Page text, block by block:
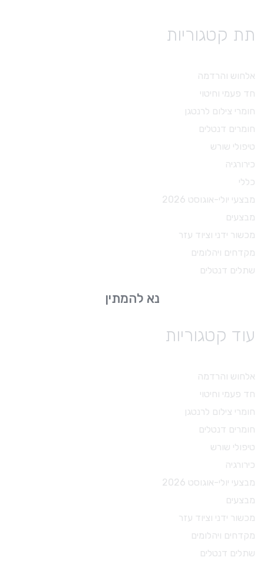
נא להמתין
תת קטגוריות
אלחוש והרדמה
חד פעמי וחיטוי
חומרי צילום לרנטגן
חומרים דנטלים
טיפולי שורש
כירורגיה
כללי
מבצעי יולי-אוגוסט 2026
מבצעים
מכשור ידני וציוד עזר
מקדחים ויהלומים
שתלים דנטלים
עוד קטגוריות
אלחוש והרדמה
חד פעמי וחיטוי
חומרי צילום לרנטגן
חומרים דנטלים
טיפולי שורש
כירורגיה
מבצעי יולי-אוגוסט 2026
מבצעים
מכשור ידני וציוד עזר
מקדחים ויהלומים
שתלים דנטלים